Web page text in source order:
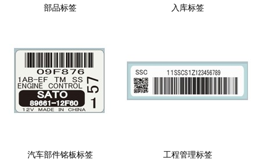
部品标签 入库标签
汽车部件铭板标签 工程管理标签